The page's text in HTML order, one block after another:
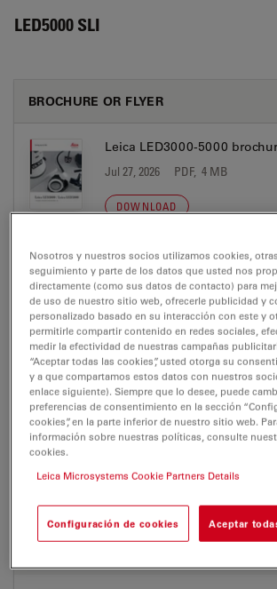
LED5000 SLI
BROCHURE OR FLYER
Leica LED3000-5000
Jul 27, 2026 PDF, 4 MB
DOWNLOAD
Leica LED3000-5000
Jul 27, 2026 PDF, 4 MB
DOWNLOAD
Leica LED3000-5000
Jul 27, 2026 PDF, 4 MB
DOWNLOAD
Leica LED3000-5000
Jul 27, 2026 PDF, 4 MB
DOWNLOAD
Nosotros y nuestros socios utilizamos cookies,
seguimiento y parte de los datos que usted nos
directamente (como sus datos de contacto) para
de uso de nuestro sitio web, ofrecerle publicidad y
personalizado basado en su interacción con este y
permitirle compartir contenido en redes sociales,
medir la efectividad de nuestras campañas
“Aceptar todas las cookies”, usted otorga su
y a que compartamos estos datos con nuestros
enlace siguiente). Siempre que lo desee, puede
preferencias de consentimiento en la sección
cookies”, en la parte inferior de nuestro sitio web.
información sobre nuestras políticas, consulte
cookies.
Leica Microsystems Cookie Partners Details
Configuración de cookies Aceptar